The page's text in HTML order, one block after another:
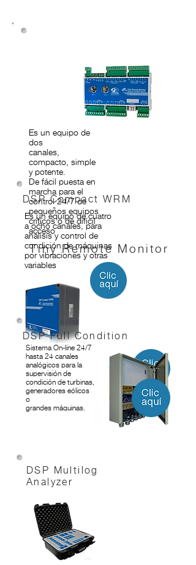
Es un equipo de
dos
canales,
compacto, simple
y potente.
De fácil puesta en
marcha para el
control 24/7 de
pequeños equipos
críticos o de difícil
acceso
Tiny Remote Monitor
DSP Compact WRM
Es un equipo de cuatro
a ocho canales, para
análisis y control de
condición de máquinas
por vibraciones y otras
variables
DSP Full Condition
Sistema On-line 24/7
hasta 24 canales
analógicos para la
supervisión de
condición de turbinas,
generadores eólicos
o
grandes máquinas.
DSP Multilog
Analyzer